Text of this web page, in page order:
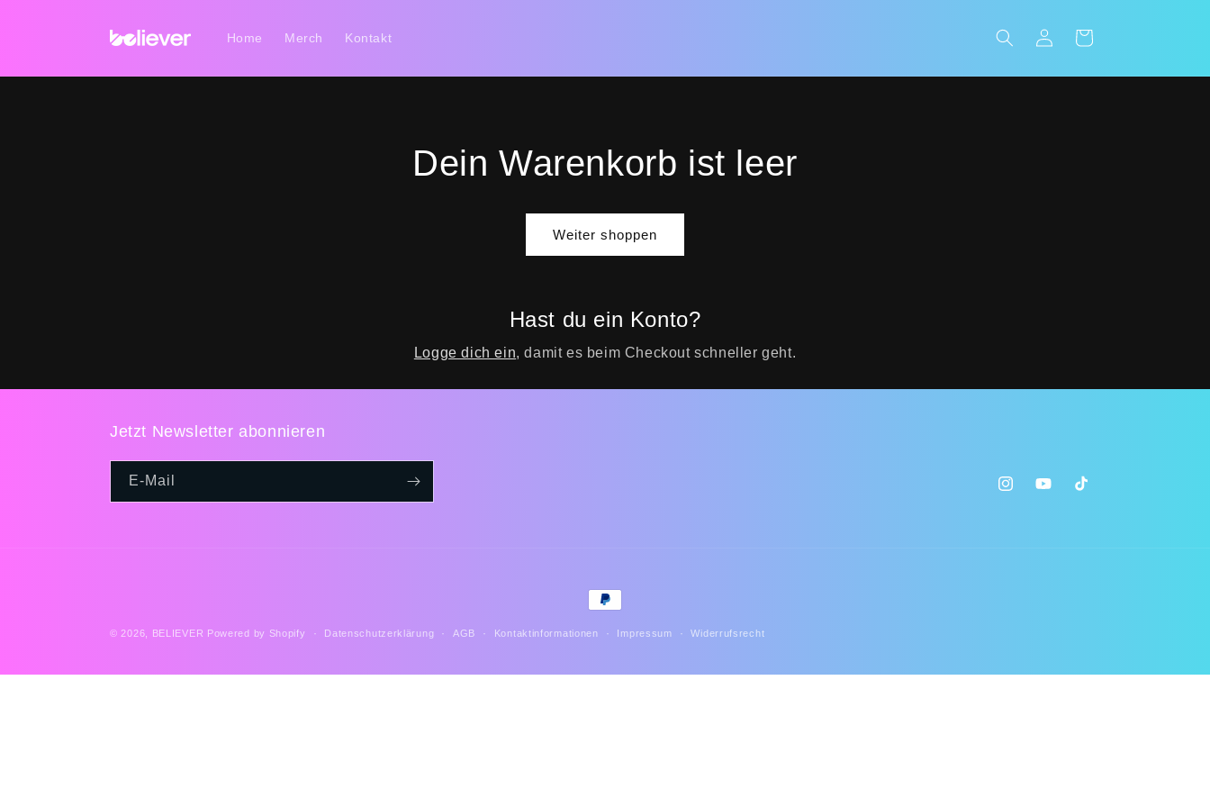
Home Merch Kontakt EinloggenWarenkorb
Dein Warenkorb ist leer
Weiter shoppen
Hast du ein Konto?
Logge dich ein, damit es beim Checkout schneller geht.
Jetzt Newsletter abonnieren
E-Mail
InstagramYouTubeTikTok
Zahlungsmethoden
© 2026, BELIEVER Powered by Shopify Datenschutzerklärung AGB Kontaktinformationen Impressum Widerrufsrecht